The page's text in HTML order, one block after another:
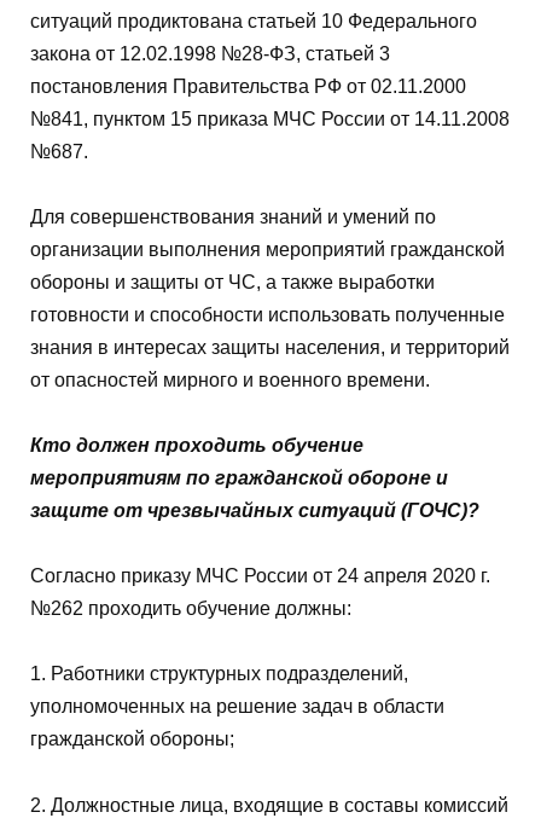
ситуаций продиктована статьей 10 Федерального
закона от 12.02.1998 №28-ФЗ, статьей 3
постановления Правительства РФ от 02.11.2000
№841, пунктом 15 приказа МЧС России от 14.11.2008
№687.
Для совершенствования знаний и умений по
организации выполнения мероприятий гражданской
обороны и защиты от ЧС, а также выработки
готовности и способности использовать полученные
знания в интересах защиты населения, и территорий
от опасностей мирного и военного времени.
Кто должен проходить обучение
мероприятиям по гражданской обороне и
защите от чрезвычайных ситуаций (ГОЧС)?
Согласно приказу МЧС России от 24 апреля 2020 г.
№262 проходить обучение должны:
1. Работники структурных подразделений,
уполномоченных на решение задач в области
гражданской обороны;
2. Должностные лица, входящие в составы комиссий